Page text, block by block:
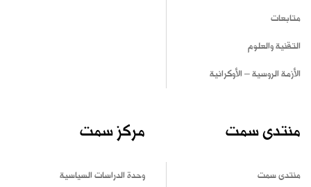
متابعات
التقنية والعلوم
الأزمة الروسية – الأوكرانية
منتدى سمت
منتدى سمت
مركز سمت
وحدة الدراسات السياسية